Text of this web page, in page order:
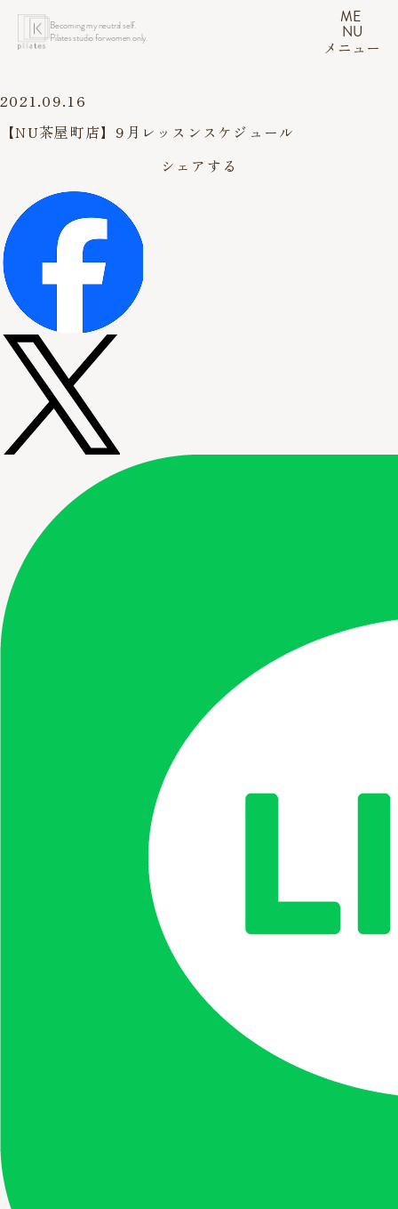
Becoming my neutral self.
Pilates studio for women only.
ME
NU
メニュー
2021.09.16
【NU茶屋町店】9月レッスンスケジュール
シェアする